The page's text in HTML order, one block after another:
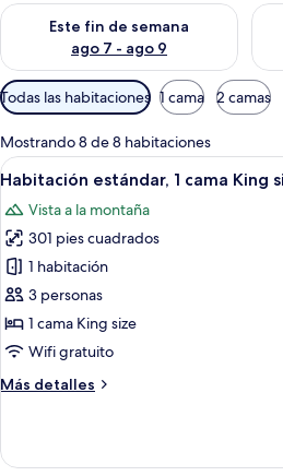
Este fin de semana
ago 7 - ago 9
Consulta la disponibilidad para
Filtros
disponibles
para
las
habitaciones
Todas las habitaciones 1 cama 2 camas
Mostrando 8 de 8 habitaciones
Abrir
todas
las
fotos
de
Habitación
estándar,
1
King
a
Una
7
Habitación estándar, 1 cama King
Vista a la montaña
301 pies cuadrados
1 habitación
3 personas
1 cama King size
Wifi gratuito
Más detalles
Más
estándar,